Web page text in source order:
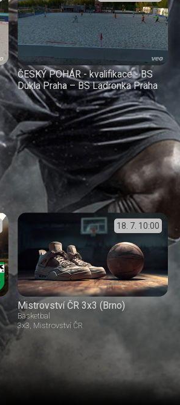
ČESKÝ POHÁR - kvalifikace - BS
Dukla Praha – BS Ladronka Praha
18. 7. 10:00
Mistrovství ČR 3x3 (Brno)
Basketbal
3x3 Mistrovství ČR